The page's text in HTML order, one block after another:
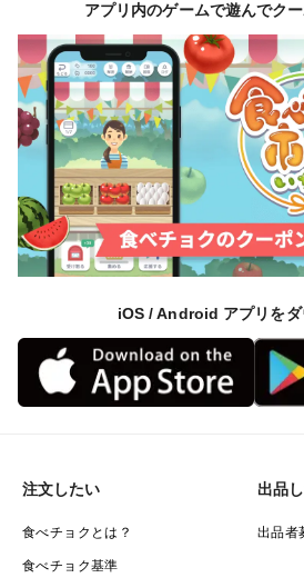
アプリ内のゲームで遊んでク
iOS / Android アプリをダ
注文したい
食べチョクとは？
食べチョク基準
出品
出品者